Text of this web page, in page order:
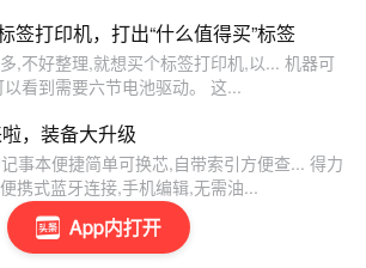
App内打开
签打印机，打出“什么值得买”标签
,不好整理,就想买个标签打印机,以... 机器可
看到需要六节电池驱动。 这...
，装备大升级
事本便捷简单可换芯,自带索引方便查... 得力
携式蓝牙连接,手机编辑,无需油...